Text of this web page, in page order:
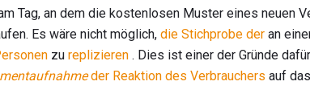
Tag, an dem die kostenlosen Muster eines neuen
Es wäre nicht möglich, die Stichprobe der an
zu replizieren . Dies ist einer der Gründe
der Reaktion des Verbrauchers auf